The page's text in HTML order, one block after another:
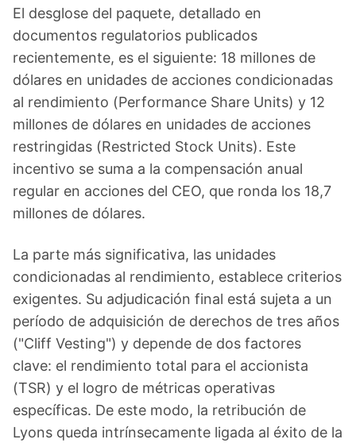
El desglose del paquete, detallado en
documentos regulatorios publicados
recientemente, es el siguiente: 18 millones de
dólares en unidades de acciones condicionadas
al rendimiento (Performance Share Units) y 12
millones de dólares en unidades de acciones
restringidas (Restricted Stock Units). Este
incentivo se suma a la compensación anual
regular en acciones del CEO, que ronda los 18,7
millones de dólares.
La parte más significativa, las unidades
condicionadas al rendimiento, establece criterios
exigentes. Su adjudicación final está sujeta a un
período de adquisición de derechos de tres años
("Cliff Vesting") y depende de dos factores
clave: el rendimiento total para el accionista
(TSR) y el logro de métricas operativas
específicas. De este modo, la retribución de
Lyons queda intrínsecamente ligada al éxito de la